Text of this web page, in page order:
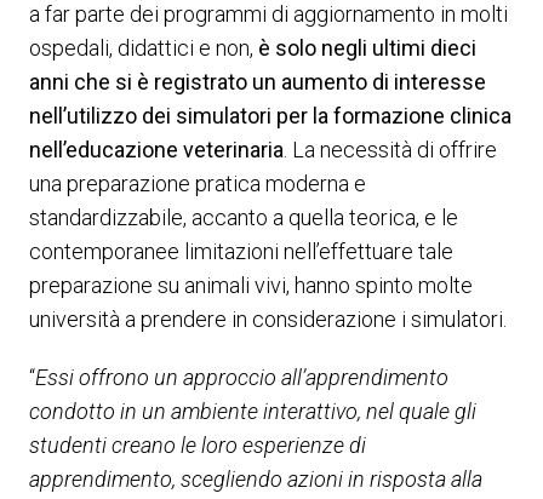
a far parte dei programmi di aggiornamento in molti
ospedali, didattici e non, è solo negli ultimi dieci
anni che si è registrato un aumento di interesse
nell’utilizzo dei simulatori per la formazione clinica
nell’educazione veterinaria. La necessità di offrire
una preparazione pratica moderna e
standardizzabile, accanto a quella teorica, e le
contemporanee limitazioni nell’effettuare tale
preparazione su animali vivi, hanno spinto molte
università a prendere in considerazione i simulatori.
“Essi offrono un approccio all’apprendimento
condotto in un ambiente interattivo, nel quale gli
studenti creano le loro esperienze di
apprendimento, scegliendo azioni in risposta alla